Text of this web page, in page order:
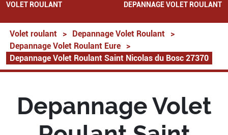
VOLET ROULANT DEPANNAGE VOLET ROULANT
Volet roulant > Depannage Volet Roulant
>
Depannage Volet Roulant Eure
>
Depannage Volet Roulant Saint Nicolas du Bosc 27370
Depannage Volet